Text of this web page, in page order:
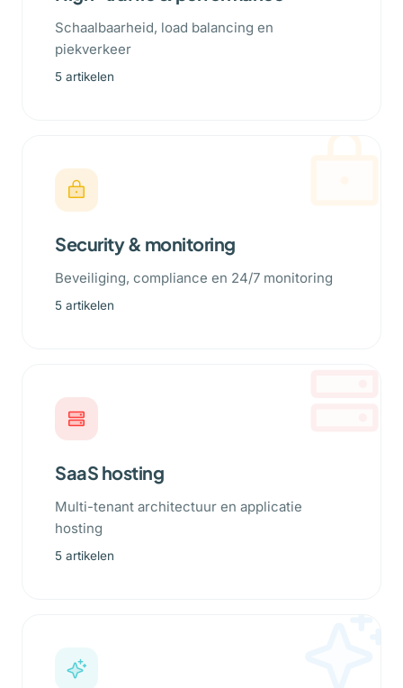
Schaalbaarheid, load balancing en
piekverkeer
5 artikelen
Security & monitoring
Beveiliging, compliance en 24/7 monitoring
5 artikelen
SaaS hosting
Multi-tenant architectuur en applicatie
hosting
5 artikelen